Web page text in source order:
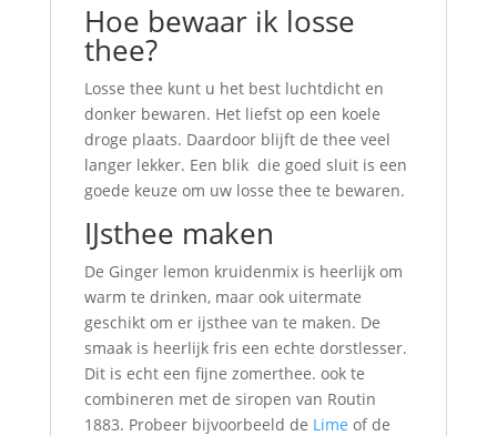
Hoe bewaar ik losse
thee?
Losse thee kunt u het best luchtdicht en
donker bewaren. Het liefst op een koele
droge plaats. Daardoor blijft de thee veel
langer lekker. Een blik die goed sluit is een
goede keuze om uw losse thee te bewaren.
IJsthee maken
De Ginger lemon kruidenmix is heerlijk om
warm te drinken, maar ook uitermate
geschikt om er ijsthee van te maken. De
smaak is heerlijk fris een echte dorstlesser.
Dit is echt een fijne zomerthee. ook te
combineren met de siropen van Routin
1883. Probeer bijvoorbeeld de Lime of de